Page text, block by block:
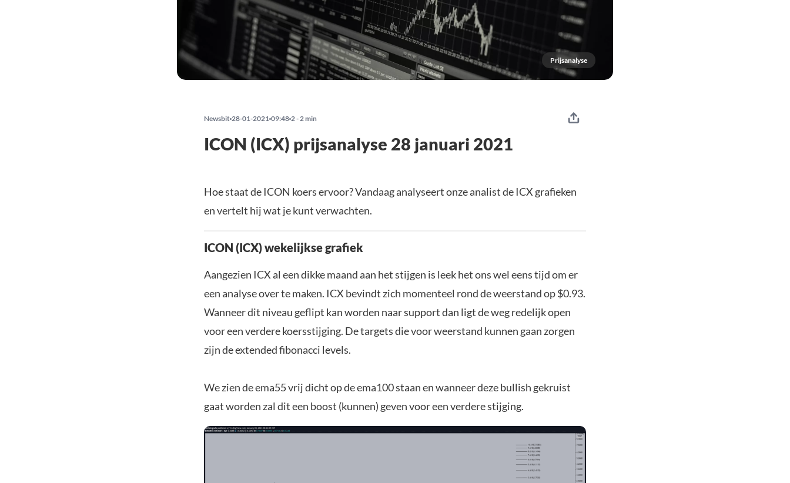
Prijsanalyse
Newsbit 28-01-2021 09:48 2 - 2 min
ICON (ICX) prijsanalyse 28 januari 2021
Hoe staat de ICON koers ervoor? Vandaag analyseert onze analist de ICX grafieken
en vertelt hij wat je kunt verwachten.
ICON (ICX) wekelijkse grafiek
Aangezien ICX al een dikke maand aan het stijgen is leek het ons wel eens tijd om er
een analyse over te maken. ICX bevindt zich momenteel rond de weerstand op $0.93.
Wanneer dit niveau geflipt kan worden naar support dan ligt de weg redelijk open
voor een verdere koersstijging. De targets die voor weerstand kunnen gaan zorgen
zijn de extended fibonacci levels.
We zien de ema55 vrij dicht op de ema100 staan en wanneer deze bullish gekruist
gaat worden zal dit een boost (kunnen) geven voor een verdere stijging.